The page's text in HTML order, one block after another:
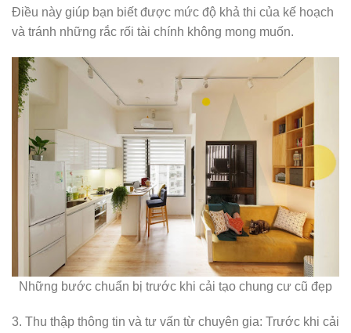
Điều này giúp bạn biết được mức độ khả thi của kế hoạch
và tránh những rắc rối tài chính không mong muốn.
Những bước chuẩn bị trước khi cải tạo chung cư cũ đẹp
3. Thu thập thông tin và tư vấn từ chuyên gia: Trước khi cải